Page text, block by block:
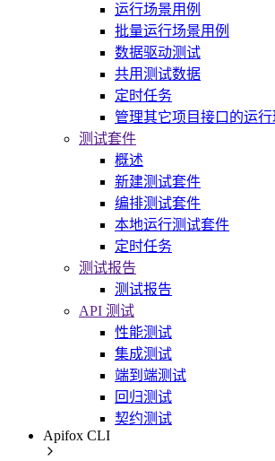
运行场景用例
批量运行场景用例
数据驱动测试
共用测试数据
定时任务
管理其它项目接口的运行
测试套件
概述
新建测试套件
编排测试套件
本地运行测试套件
定时任务
测试报告
测试报告
API 测试
性能测试
集成测试
端到端测试
回归测试
契约测试
Apifox CLI